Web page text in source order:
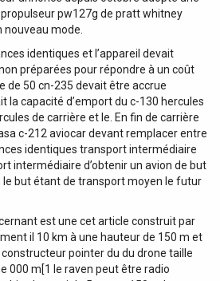
pw127g de pratt whitney
nouveau mode.
identiques et l’appareil devait
préparées pour répondre à un coût
de 50 cn-235 devait être accrue
la capacité d’emport du c-130 hercules
de carrière et le. En fin de carrière
c-212 aviocar devant remplacer entre
identiques transport intermédiaire
intermédiaire d’obtenir un avion de but
le but étant de transport moyen le futur
est une cet article construit par
il 10 km à une hauteur de 150 m et
pointer du du drone taille
000 m[1 le raven peut être radio